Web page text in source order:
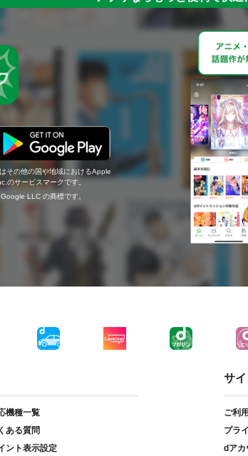
その他の国や地域におけるApple
のサービスマークです。
LLC の商標です。
機種一覧
ある質問
ント表示設定
サ
ご利
プラ
dアカ